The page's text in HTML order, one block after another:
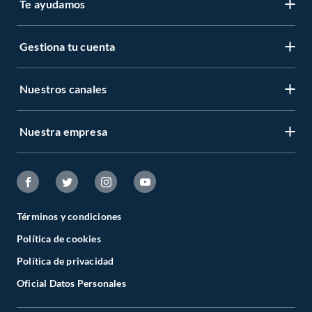
Te ayudamos
Gestiona tu cuenta
Nuestros canales
Nuestra empresa
Términos y condiciones
Política de cookies
Política de privacidad
Oficial Datos Personales